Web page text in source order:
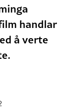
handlar
å verte